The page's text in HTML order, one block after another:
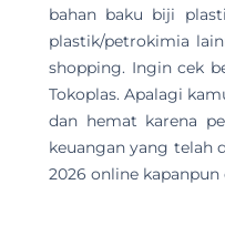
bahan baku biji
plastik/petrokimia
shopping. Ingin cek
Tokoplas. Apalagi
dan hemat karena
keuangan yang telah
2026 online